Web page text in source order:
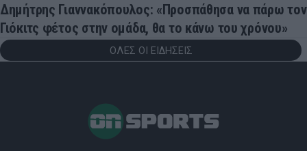
Δημήτρης Γιαννακόπουλος: «Προσπάθησα να πάρω τον
Γιόκιτς φέτος στην ομάδα, θα το κάνω του χρόνου»
ΟΛΕΣ ΟΙ ΕΙΔΗΣΕΙΣ